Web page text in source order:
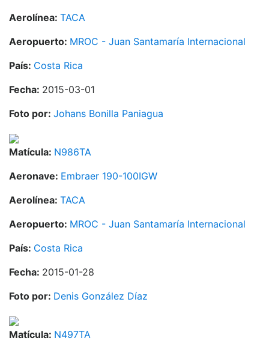
Aerolínea: TACA
Aeropuerto: MROC - Juan Santamaría Internacional
País: Costa Rica
Fecha: 2015-03-01
Foto por: Johans Bonilla Paniagua
Matícula: N986TA
Aeronave: Embraer 190-100IGW
Aerolínea: TACA
Aeropuerto: MROC - Juan Santamaría Internacional
País: Costa Rica
Fecha: 2015-01-28
Foto por: Denis González Díaz
Matícula: N497TA